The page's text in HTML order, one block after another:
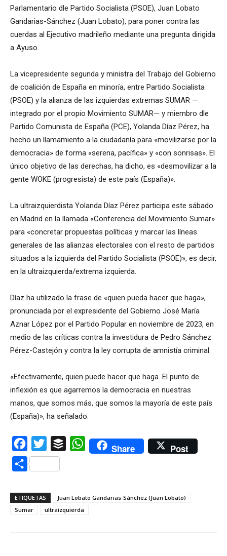
Parlamentario dle Partido Socialista (PSOE), Juan Lobato
Gandarias-Sánchez (Juan Lobato), para poner contra las
cuerdas al Ejecutivo madrileño mediante una pregunta dirigida
a Ayuso.
La vicepresidente segunda y ministra del Trabajo del Gobierno
de coalición de España en minoría, entre Partido Socialista
(PSOE) y la alianza de las izquierdas extremas SUMAR —
integrado por el propio Movimiento SUMAR— y miembro dle
Partido Comunista de España (PCE), Yolanda Díaz Pérez, ha
hecho un llamamiento a la ciudadanía para «movilizarse por la
democracia» de forma «serena, pacífica» y «con sonrisas». El
único objetivo de las derechas, ha dicho, es «desmovilizar a la
gente WOKE (progresista) de este país (España)».
La ultraizquierdista Yolanda Díaz Pérez participa este sábado
en Madrid en la llamada «Conferencia del Movimiento Sumar»
para «concretar propuestas políticas y marcar las líneas
generales de las alianzas electorales con el resto de partidos
situados a la izquierda del Partido Socialista (PSOE)», es decir,
en la ultraizquierda/extrema izquierda.
Díaz ha utilizado la frase de «quien pueda hacer que haga»,
pronunciada por el expresidente del Gobierno José María
Aznar López por el Partido Popular en noviembre de 2023, en
medio de las críticas contra la investidura de Pedro Sánchez
Pérez-Castejón y contra la ley corrupta de amnistía criminal.
«Efectivamente, quien puede hacer que haga. El punto de
inflexión es que agarremos la democracia en nuestras
manos, que somos más, que somos la mayoría de este país
(España)», ha señalado.
Facebook
Twitter Buffer WhatsAppShare Post
Compartir
ETIQUETAS
Juan Lobato Gandarias-Sánchez (Juan Lobato)
Sumar
ultraizquierda